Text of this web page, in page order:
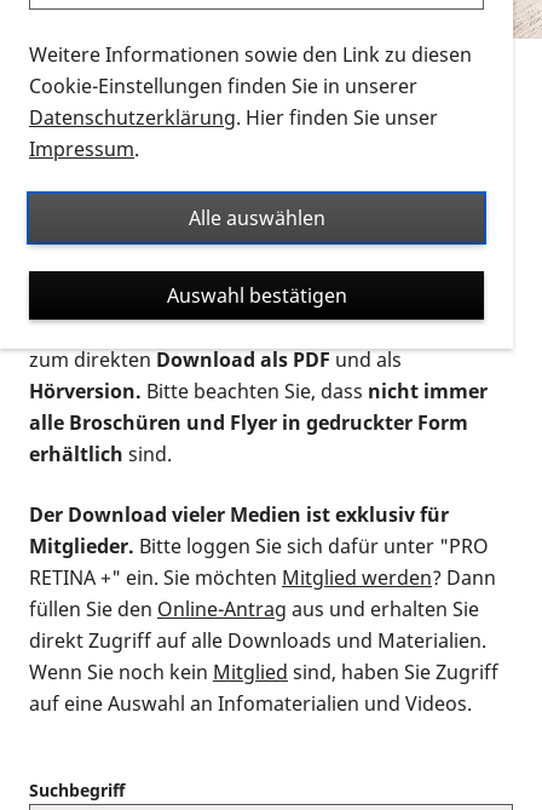
können? Schauen Sie sich dieErklärvideos zum
Thema Infomaterial auf der PRO RETINA-Website
für blinde und sehbehinderte Menschen an.
Auf dieser Seite finden Sie sämtliches Infomaterial
Ort. Nutzen Sie den Formatfilter, um ausschließlich
nach Flyern und Broschüren, Audios oder Videos zu
suchen. Die meisten Flyer und Broschüren werden in
verschiedenen Formaten angeboten: zur
postalischen Bestellung als gedruckte Variante
zum direktenDownload als PDFund als
Hörversion. Bitte beachten Sie, dass nicht immer
alle Broschüren und Flyer in gedruckter Form
erhältlich sind.
Der Download vieler Medien ist exklusiv für
Mitglieder. Bitte loggen Sie sich dafür unter "PRO
RETINA +" ein. Sie möchten Mitglied werden? Dann
füllen Sie den Online-Antrag aus und erhalten Sie
direkt Zugriff auf alle Downloads und Materialien.
Wenn Sie noch kein Mitglied sind, haben Sie Zugriff
auf eine Auswahl an Infomaterialien und Videos.
Suchbegriff
Weitere Informationen sowie den Link zu diesen
Cookie-Einstellungen finden Sie in unserer
Datenschutzerklärung. Hier finden Sie unser
Impressum.
Alle auswählen
Auswahl bestätigen